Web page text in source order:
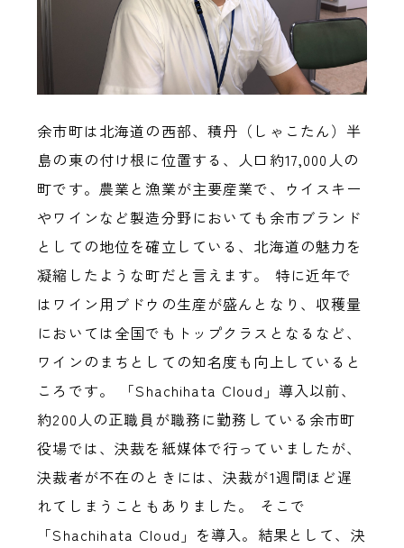
余市町は北海道の西部、積丹（しゃこたん）半
島の東の付け根に位置する、人口約17,000人の
町です。農業と漁業が主要産業で、ウイスキー
やワインなど製造分野においても余市ブランド
としての地位を確立している、北海道の魅力を
凝縮したような町だと言えます。 特に近年で
はワイン用ブドウの生産が盛んとなり、収穫量
においては全国でもトップクラスとなるなど、
ワインのまちとしての知名度も向上していると
ころです。 「Shachihata Cloud」導入以前、
約200人の正職員が職務に勤務している余市町
役場では、決裁を紙媒体で行っていましたが、
決裁者が不在のときには、決裁が1週間ほど遅
れてしまうこともありました。 そこで
「Shachihata Cloud」を導入。結果として、決